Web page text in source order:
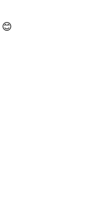
😊